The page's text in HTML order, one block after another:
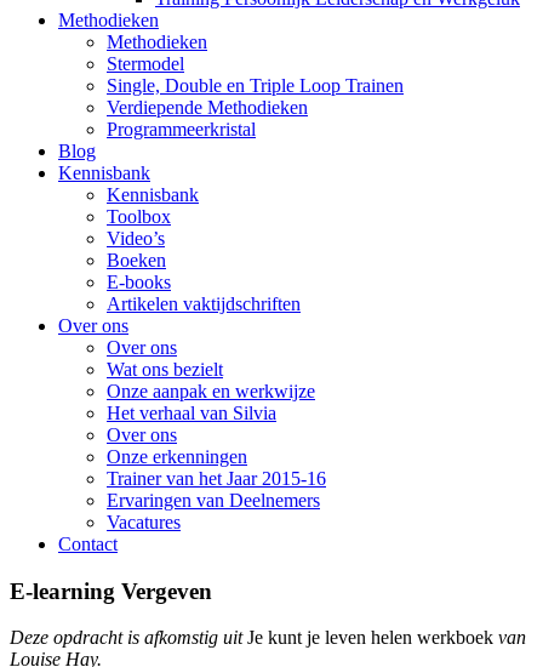
Methodieken
Methodieken
Stermodel
Single, Double en Triple Loop Trainen
Verdiepende Methodieken
Programmeerkristal
Blog
Kennisbank
Kennisbank
Toolbox
Video’s
Boeken
E-books
Artikelen vaktijdschriften
Over ons
Over ons
Wat ons bezielt
Onze aanpak en werkwijze
Het verhaal van Silvia
Over ons
Onze erkenningen
Trainer van het Jaar 2015-16
Ervaringen van Deelnemers
Vacatures
Contact
E-learning Vergeven
Deze opdracht is afkomstig uitJe kunt je leven helen werkboek van
Louise Hay.